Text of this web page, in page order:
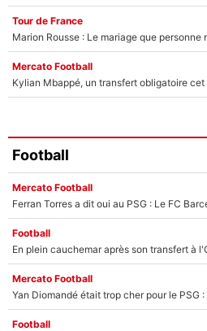
Tour de France
Marion Rousse : Le mariage que personne
Mercato Football
Kylian Mbappé, un transfert obligatoire cet
Football
Mercato Football
Football
Mercato Football
Football